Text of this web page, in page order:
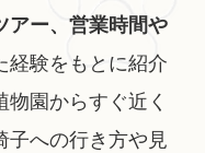
アー、営業時間や
経験をもとに紹介
物園からすぐ近く
子への行き方や見